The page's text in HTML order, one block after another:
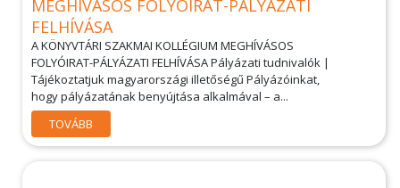
MEGHÍVÁSOS FOLYÓIRAT-PÁLYÁZATI
FELHÍVÁSA
A KÖNYVTÁRI SZAKMAI KOLLÉGIUM MEGHÍVÁSOS
FOLYÓIRAT-PÁLYÁZATI FELHÍVÁSA Pályázati tudnivalók |
Tájékoztatjuk magyarországi illetőségű Pályázóinkat,
hogy pályázatának benyújtása alkalmával – a...
TOVÁBB